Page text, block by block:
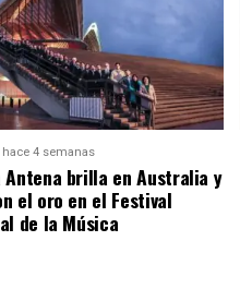
hace 4 semanas
Antena brilla en Australia y
el oro en el Festival
de la Música